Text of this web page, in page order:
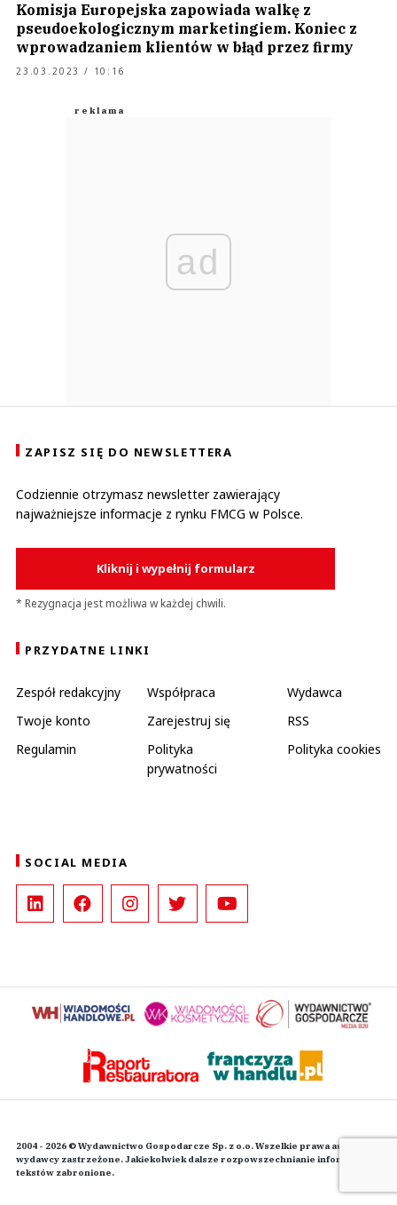
Komisja Europejska zapowiada walkę z
pseudoekologicznym marketingiem. Koniec z
wprowadzaniem klientów w błąd przez firmy
23.03.2023 / 10:16
ad
ZAPISZ SIĘ DO NEWSLETTERA
Codziennie otrzymasz newsletter zawierający
najważniejsze informacje z rynku FMCG w Polsce.
Kliknij i wypełnij formularz
* Rezygnacja jest możliwa w każdej chwili.
PRZYDATNE LINKI
Zespół redakcyjny Współpraca
Wydawca
Twoje konto
Zarejestruj się
RSS
Regulamin
Polityka
prywatności
Polityka cookies
SOCIAL MEDIA
2004 - 2026 © Wydawnictwo Gospodarcze Sp. z o.o. Wszelkie prawa autorskie
wydawcy zastrzeżone. Jakiekolwiek dalsze rozpowszechnianie informacji i
tekstów zabronione.